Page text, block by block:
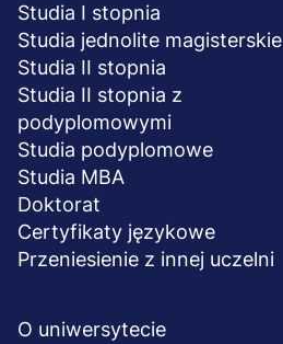
Studia I stopnia
Studia jednolite magisterskie
Studia II stopnia
Studia II stopnia z
podyplomowymi
Studia podyplomowe
Studia MBA
Doktorat
Certyfikaty językowe
Przeniesienie z innej uczelni
O uniwersytecie